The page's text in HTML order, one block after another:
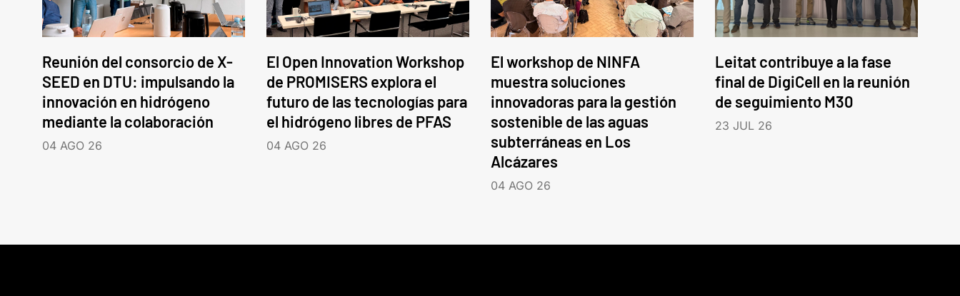
Reunión del consorcio de X-
SEED en DTU: impulsando la
innovación en hidrógeno
mediante la colaboración
04 AGO 26
El Open Innovation Workshop
de PROMISERS explora el
futuro de las tecnologías para
el hidrógeno libres de PFAS
04 AGO 26
El workshop de NINFA
muestra soluciones
innovadoras para la gestión
sostenible de las aguas
subterráneas en Los
Alcázares
04 AGO 26
Leitat contribuye a la fase
final de DigiCell en la reunión
de seguimiento M30
23 JUL 26